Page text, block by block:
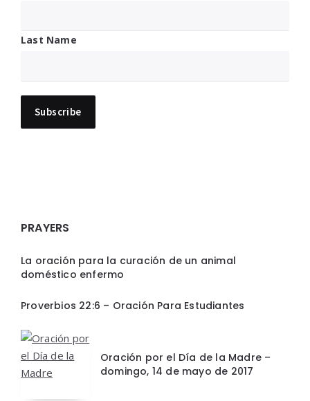
Last Name
PRAYERS
La oración para la curación de un animal
doméstico enfermo
Proverbios 22:6 – Oración Para Estudiantes
Oración por el Día de la Madre –
domingo, 14 de mayo de 2017